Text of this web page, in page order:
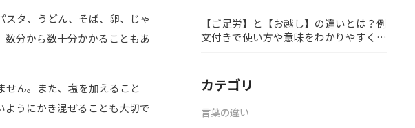
タ、うどん、そば、卵、じゃ
分から数十分かかることもあ
ん。また、塩を加えること
うにかき混ぜることも大切で
【ご足労】と【お越し】の違いとは？例
文付きで使い方や意味をわかりやすく解
カテゴリ
言葉の違い